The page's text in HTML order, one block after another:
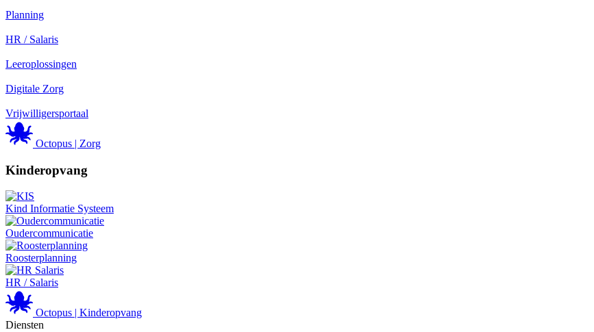
Planning
HR / Salaris
Leeroplossingen
Digitale Zorg
Vrijwilligersportaal
Octopus | Zorg
Kinderopvang
Kind Informatie Systeem
Oudercommunicatie
Roosterplanning
HR / Salaris
Octopus | Kinderopvang
Diensten